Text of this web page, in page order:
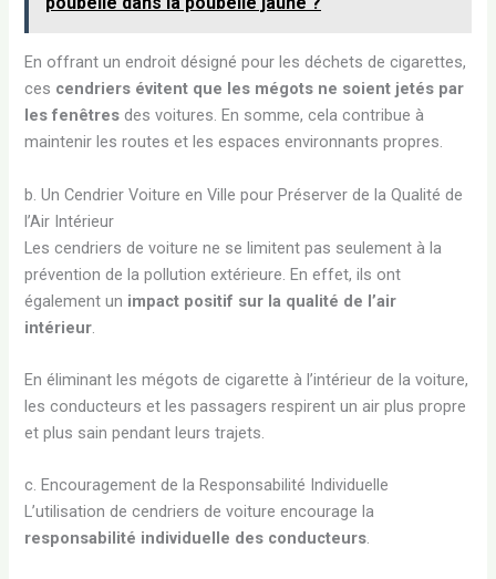
En offrant un endroit désigné pour les déchets de cigarettes,
ces cendriers évitent que les mégots ne soient jetés par
les fenêtres des voitures. En somme, cela contribue à
maintenir les routes et les espaces environnants propres.
b. Un Cendrier Voiture en Ville pour Préserver de la Qualité de
l’Air Intérieur
Les cendriers de voiture ne se limitent pas seulement à la
prévention de la pollution extérieure. En effet, ils ont
également un impact positif sur la qualité de l’air
intérieur
En éliminant les mégots de cigarette à l’intérieur de la voiture,
les conducteurs et les passagers respirent un air plus propre
et plus sain pendant leurs trajets.
c. Encouragement de la Responsabilité Individuelle
L’utilisation de cendriers de voiture encourage la
responsabilité individuelle des conducteurs.